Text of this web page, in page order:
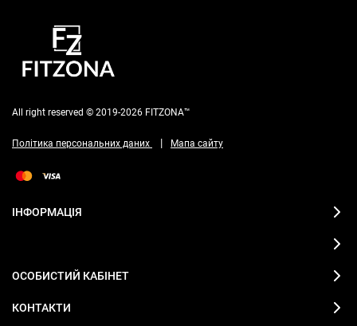
All right reserved © 2019-2026 FITZONA™
Політика персональних даних | Мапа сайту
ІНФОРМАЦІЯ
ОСОБИСТИЙ КАБІНЕТ
КОНТАКТИ